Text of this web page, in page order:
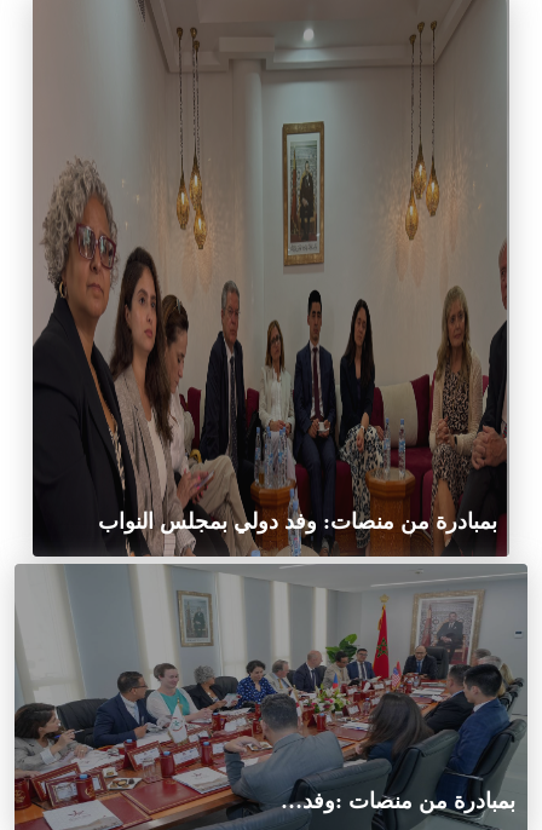
بمبادرة من منصات: وفد دولي بمجلس النواب
بمبادرة من منصات :وفد…